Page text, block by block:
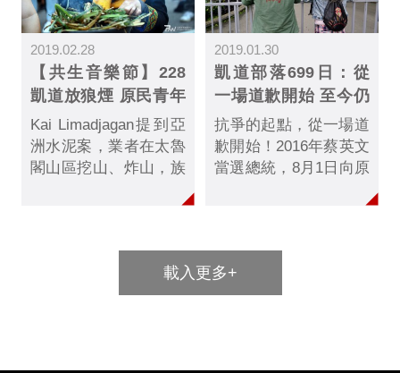
局部砍伐，清理緩坡農
牧地，以利後續利用...
2019.02.28
【共生音樂節】228
凱道放狼煙 原民青年
訴求土地正義
Kai Limadjagan提到亞
洲水泥案，業者在太魯
閣山區挖山、炸山，族
地上，礦業法修法也依
是文化的載體，沒有土
地，我們的文化要在哪
裡傳承呢？」
2019.01.30
凱道部落699日：從
一場道歉開始 至今仍
未結束
抗爭的起點，從一場道
歉開始！2016年蔡英文
當選總統，8月1日向原
多年來原住民族歷經的
載入更多+